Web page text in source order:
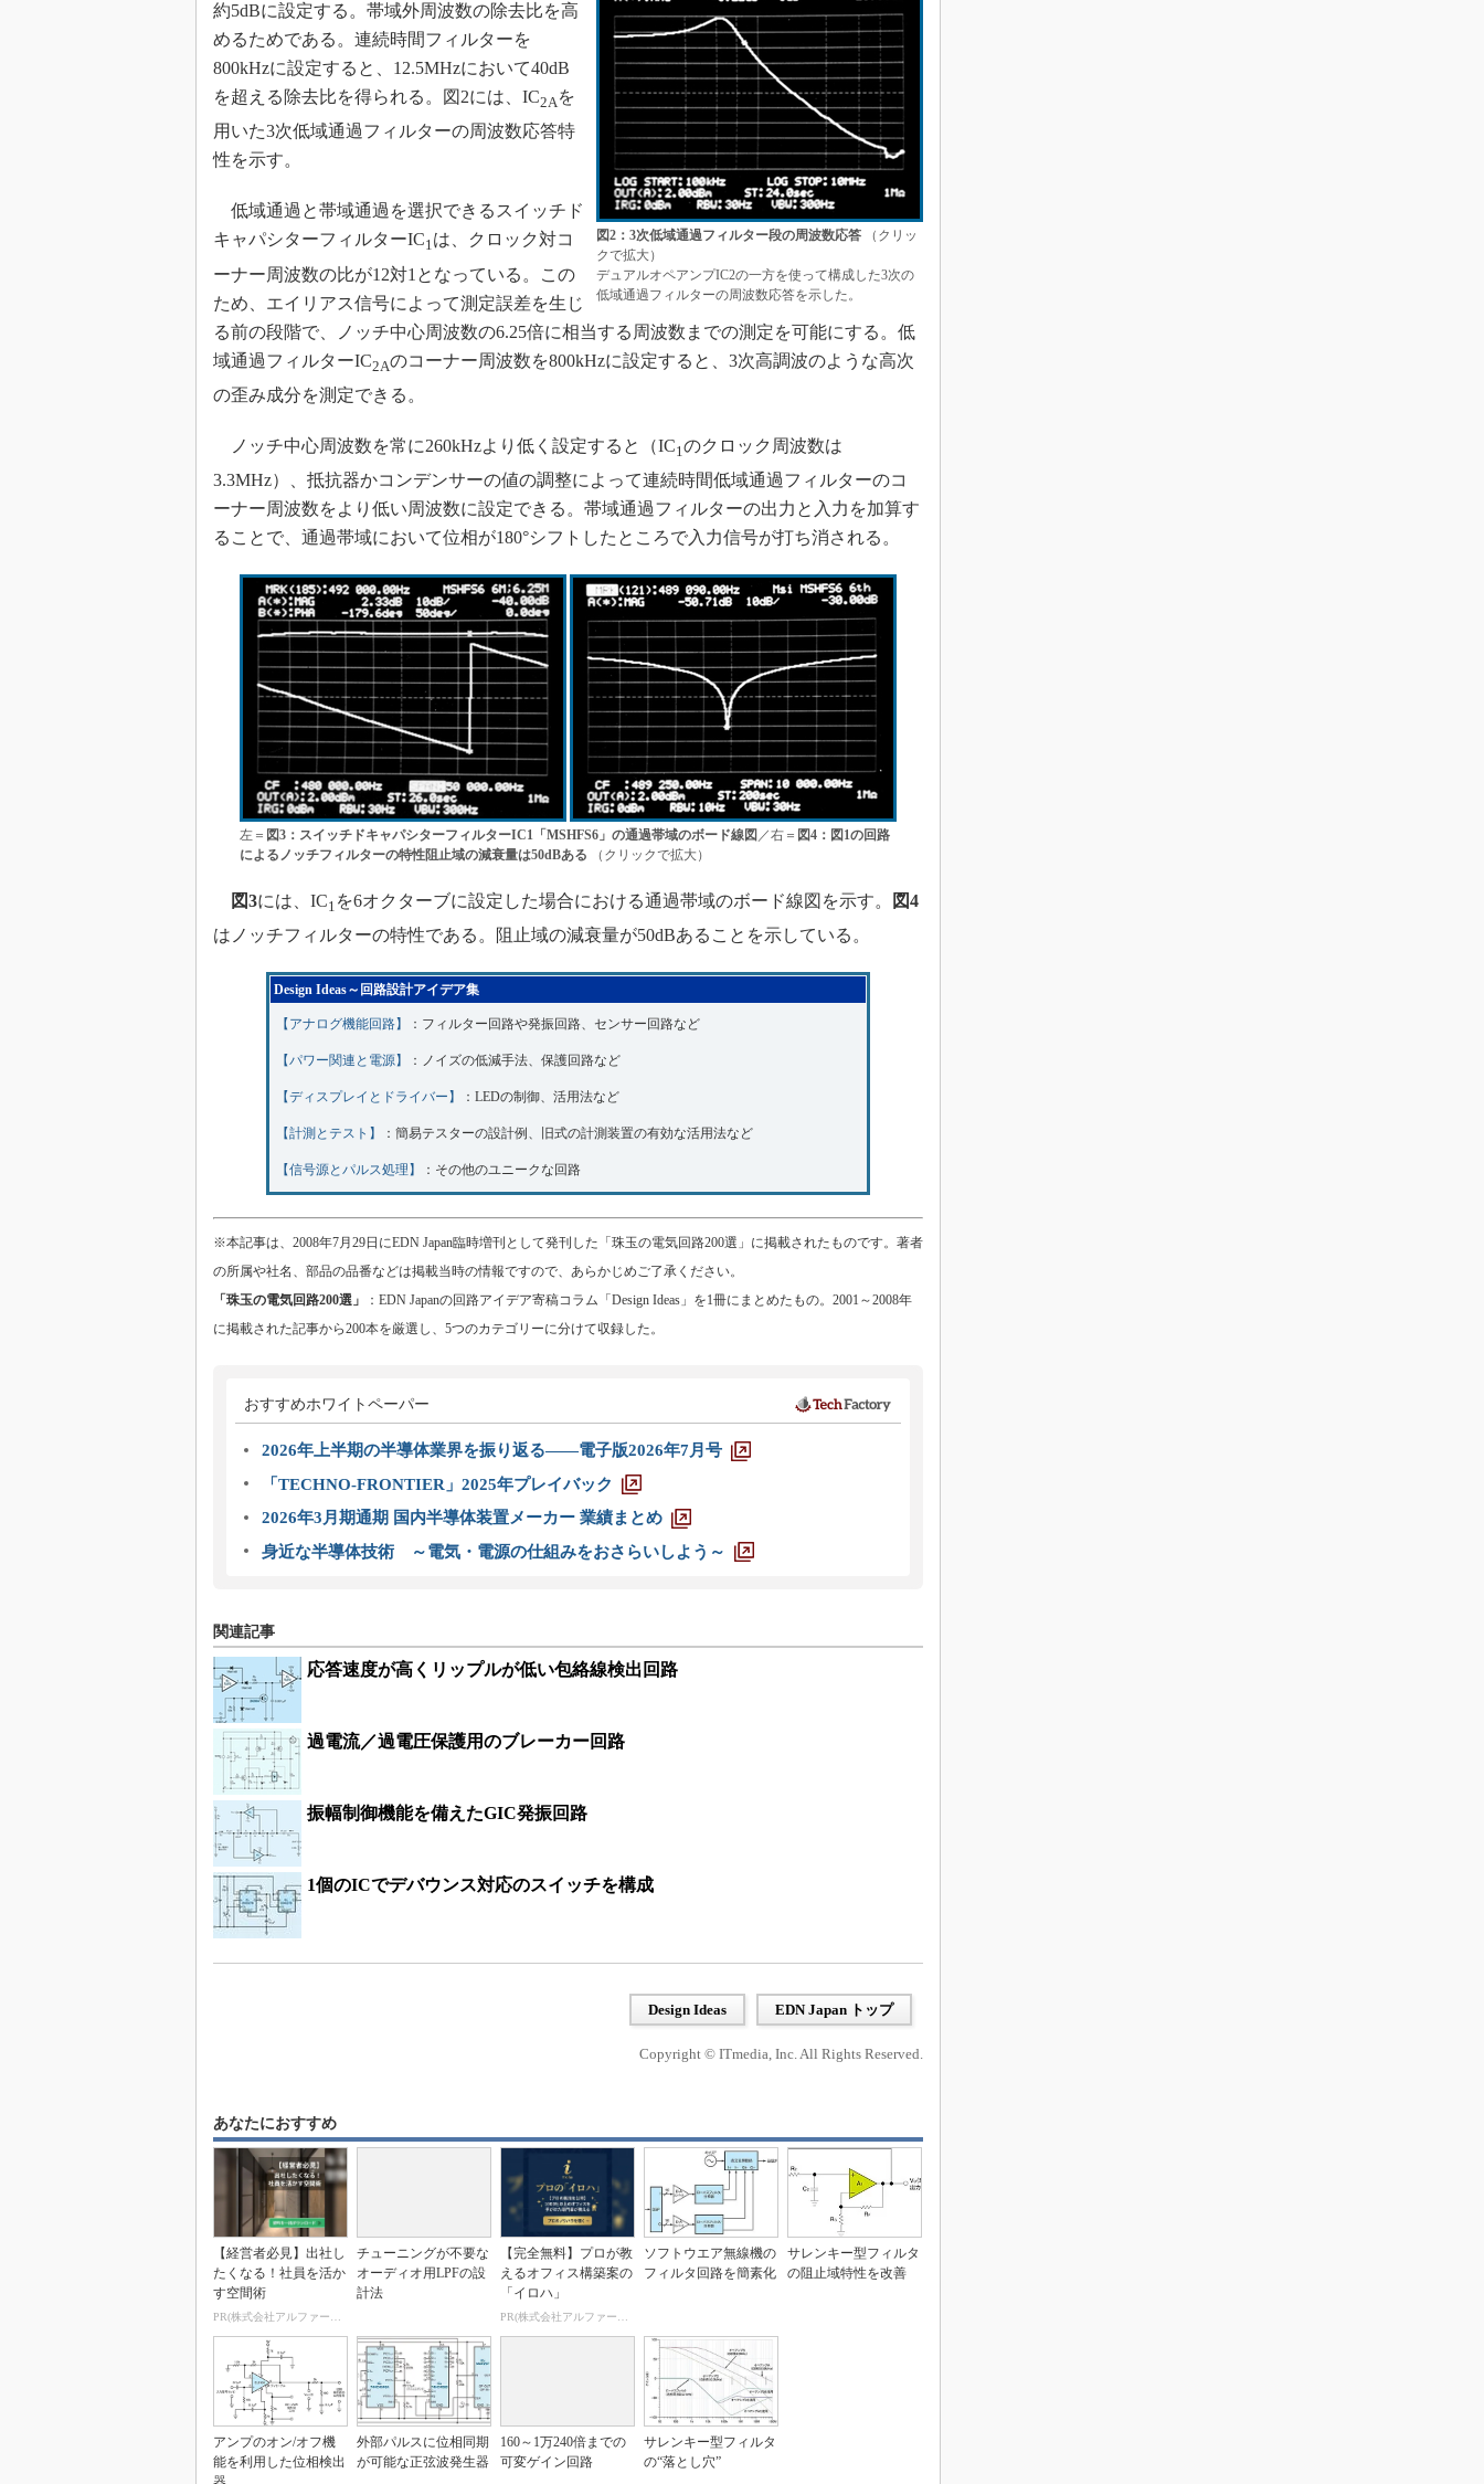
図2：3次低域通過フィルター段の周波数応答 （クリッ
クで拡大）
デュアルオペアンプIC2の一方を使って構成した3次の
低域通過フィルターの周波数応答を示した。
約5dBに設定する。帯域外周波数の除去比を高
めるためである。連続時間フィルターを
800kHzに設定すると、12.5MHzにおいて40dB
を超える除去比を得られる。図2には、IC2Aを
用いた3次低域通過フィルターの周波数応答特
性を示す。
低域通過と帯域通過を選択できるスイッチド
キャパシターフィルターIC1は、クロック対コ
ーナー周波数の比が12対1となっている。この
ため、エイリアス信号によって測定誤差を生じ
る前の段階で、ノッチ中心周波数の6.25倍に相当する周波数までの測定を可能にする。低
域通過フィルターIC2Aのコーナー周波数を800kHzに設定すると、3次高調波のような高次
の歪み成分を測定できる。
ノッチ中心周波数を常に260kHzより低く設定すると（IC1のクロック周波数は
3.3MHz）、抵抗器かコンデンサーの値の調整によって連続時間低域通過フィルターのコ
ーナー周波数をより低い周波数に設定できる。帯域通過フィルターの出力と入力を加算す
ることで、通過帯域において位相が180°シフトしたところで入力信号が打ち消される。
左＝ 図3：スイッチドキャパシターフィルターIC1「MSHFS6」の通過帯域のボード線図 ／右＝ 図4：図1の回路
によるノッチフィルターの特性阻止域の減衰量は50dBある （クリックで拡大）
図3には、IC1 を6オクターブに設定した場合における通過帯域のボード線図を示す。
図4
はノッチフィルターの特性である。阻止域の減衰量が50dBあることを示している。
Design Ideas～回路設計アイデア集
【アナログ機能回路】 ：フィルター回路や発振回路、センサー回路など
【パワー関連と電源】 ：ノイズの低減手法、保護回路など
【ディスプレイとドライバー】 ：LEDの制御、活用法など
【計測とテスト】 ：簡易テスターの設計例、旧式の計測装置の有効な活用法など
【信号源とパルス処理】 ：その他のユニークな回路
※本記事は、2008年7月29日にEDN Japan臨時増刊として発刊した「珠玉の電気回路200選」に掲載されたものです。著者
の所属や社名、部品の品番などは掲載当時の情報ですので、あらかじめご了承ください。
「珠玉の電気回路200選」
：EDN Japanの回路アイデア寄稿コラム「Design Ideas」を1冊にまとめたもの。2001～2008年
に掲載された記事から200本を厳選し、5つのカテゴリーに分けて収録した。
おすすめホワイトペーパー
2026年上半期の半導体業界を振り返る――電子版2026年7月号
「TECHNO-FRONTIER」2025年プレイバック
2026年3月期通期 国内半導体装置メーカー 業績まとめ
身近な半導体技術 ～電気・電源の仕組みをおさらいしよう～
関連記事
応答速度が高くリップルが低い包絡線検出回路
過電流／過電圧保護用のブレーカー回路
振幅制御機能を備えたGIC発振回路
1個のICでデバウンス対応のスイッチを構成
Design Ideas EDN Japan トップ
Copyright © ITmedia, Inc. All Rights Reserved.
あなたにおすすめ
【経営者必見】出社し
たくなる！社員を活か
す空間術
PR(株式会社アルファーテクノ)
チューニングが不要な
オーディオ用LPFの設
計法
【完全無料】プロが教
えるオフィス構築案の
「イロハ」
PR(株式会社アルファーテクノ)
ソフトウエア無線機の
フィルタ回路を簡素化
サレンキー型フィルタ
の阻止域特性を改善
アンプのオン/オフ機
能を利用した位相検出
外部パルスに位相同期
が可能な正弦波発生器
160～1万240倍までの
可変ゲイン回路
サレンキー型フィルタ
の“落とし穴”